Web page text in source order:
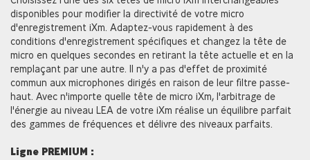
disponibles pour modifier la directivité de votre micro
d'enregistrement iXm. Adaptez-vous rapidement à des
conditions d'enregistrement spécifiques et changez la tête de
micro en quelques secondes en retirant la tête actuelle et en la
remplaçant par une autre. Il n'y a pas d'effet de proximité
commun aux microphones dirigés en raison de leur filtre passe-
haut. Avec n'importe quelle tête de micro iXm, l'arbitrage de
l'énergie au niveau LEA de votre iXm réalise un équilibre parfait
des gammes de fréquences et délivre des niveaux parfaits.
Ligne PREMIUM :